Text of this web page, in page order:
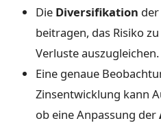
Die Diversifikation
beitragen, das Risiko
Verluste auszugleichen.
Eine genaue
Zinsentwicklung kann
ob eine Anpassung der